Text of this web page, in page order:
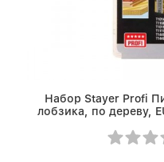
Набор Stayer Profi
лобзика, по дереву,